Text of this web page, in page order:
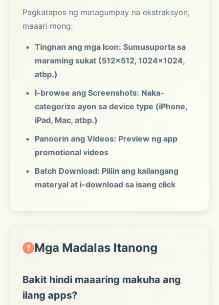
Pagkatapos ng matagumpay na ekstraksyon,
maaari mong:
Tingnan ang mga Icon: Sumusuporta sa
maraming sukat (512x512, 1024x1024,
atbp.)
I-browse ang Screenshots: Naka-
categorize ayon sa device type (iPhone,
iPad, Mac, atbp.)
Panoorin ang Videos: Preview ng app
promotional videos
Batch Download: Piliin ang kailangang
materyal at i-download sa isang click
Mga Madalas Itanong
Bakit hindi maaaring makuha ang
ilang apps?